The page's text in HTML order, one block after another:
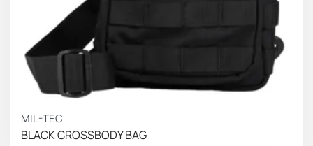
MIL-TEC
BLACK CROSSBODY BAG